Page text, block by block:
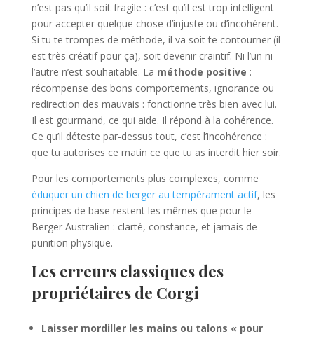
n’est pas qu’il soit fragile : c’est qu’il est trop intelligent
pour accepter quelque chose d’injuste ou d’incohérent.
Si tu te trompes de méthode, il va soit te contourner (il
est très créatif pour ça), soit devenir craintif. Ni l’un ni
l’autre n’est souhaitable. La méthode positive :
récompense des bons comportements, ignorance ou
redirection des mauvais : fonctionne très bien avec lui.
Il est gourmand, ce qui aide. Il répond à la cohérence.
Ce qu’il déteste par-dessus tout, c’est l’incohérence :
que tu autorises ce matin ce que tu as interdit hier soir.
Pour les comportements plus complexes, comme
éduquer un chien de berger au tempérament actif, les
principes de base restent les mêmes que pour le
Berger Australien : clarté, constance, et jamais de
punition physique.
Les erreurs classiques des
propriétaires de Corgi
Laisser mordiller les mains ou talons « pour